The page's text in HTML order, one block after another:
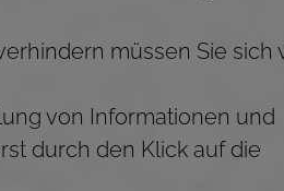
müssen Sie sich
von Informationen und
durch den Klick auf die